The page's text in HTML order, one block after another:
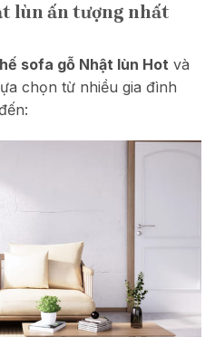
lùn ấn tượng nhất
sofa gỗ Nhật lùn Hot và
chọn từ nhiều gia đình